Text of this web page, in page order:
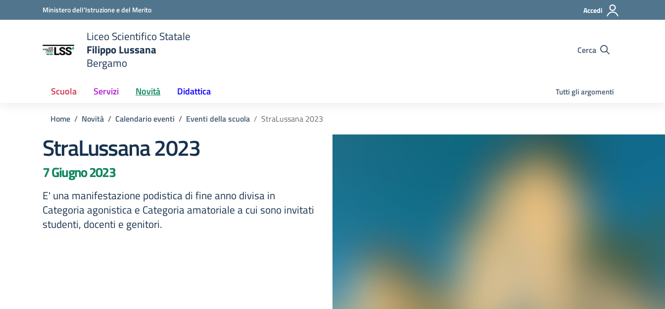
Vai ai contenuti
Vai al menu di navigazioneMinistero dell'Istruzione e del Merito Accedi
Liceo Scientifico Statale
Filippo Lussana
Bergamo
Cerca
Scuola Servizi Novità Didattica Tutti gli argomenti
Home Novità Calendario eventi Eventi della scuola StraLussana 2023
StraLussana 2023
7 Giugno 2023
E' una manifestazione podistica di fine anno divisa in
Categoria agonistica e Categoria amatoriale a cui sono invitati
studenti, docenti e genitori.